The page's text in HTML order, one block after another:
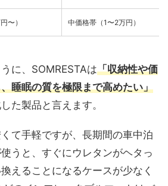
〜） 中価格帯（1〜2万円）
に、SOMRESTAは「収納性や価
睡眠の質を極限まで高めたい」
た製品と言えます。
て手軽ですが、長期間の車中泊
うと、すぐにウレタンがヘタっ
えることになるケースが少なく